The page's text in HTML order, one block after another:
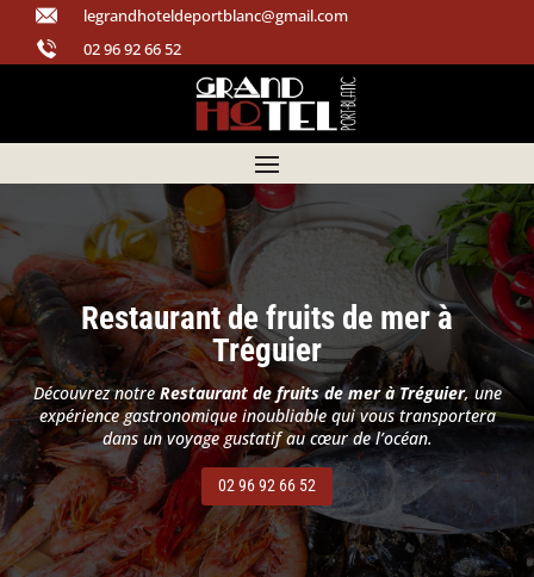
legrandhoteldeportblanc@gmail.com
02 96 92 66 52
Restaurant de fruits de mer à
Tréguier
Découvrez notreRestaurant de fruits de mer à Tréguier, une
expérience gastronomique inoubliable qui vous transportera
dans un voyage gustatif au cœur de l’océan.
02 96 92 66 52